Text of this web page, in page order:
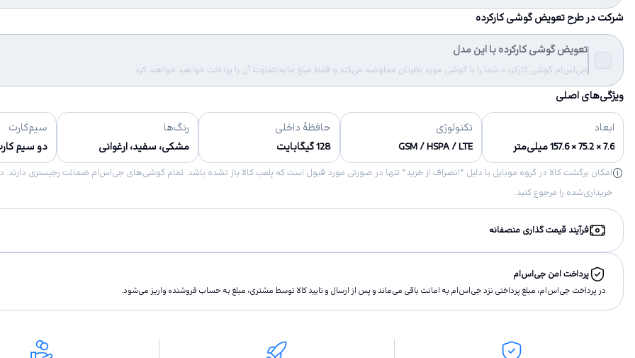
شرکت در طرح تعویض گوشی کارکرده
تعویض گوشی کارکرده با این مدل
جی‌اس‌ام گوشی کارکرده شما را با گوشی مورد نظرتان معاوضه می‌کند و فقط مبلغ مابه‌التفاوت آن را پرداخت خواهید خواهید کرد.
ویژگی‌های اصلی
ابعاد
7.6 × 75.2 × 157.6 میلی‌متر
تکنولوژی
GSM / HSPA / LTE
حافظهٔ داخلی
128 گیگابایت
رنگ‌ها
مشکی، سفید، ارغوانی
سیم‌کارت
دو سیم
خریداری‌شده را مرجوع کنید.
فرآیند قیمت گذاری منصفانه
پرداخت امن جی‌اس‌ام
در پرداخت جی‌اس‌ام، مبلغ پرداختى نزد جی‌اس‌ام به امانت باقى مى‌ماند و پس از ارسال و تاييد كالا توسط مشتری، مبلغ به حساب فروشنده واريز مى‌شود.